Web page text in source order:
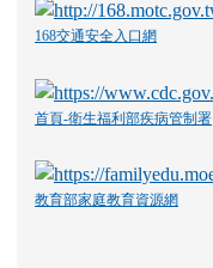
168交通安全入口網
首頁-衛生福利部疾病管制署
教育部家庭教育資源網